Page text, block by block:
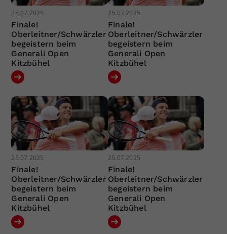
25.07.2025
Finale!
Oberleitner/Schwärzler
begeistern beim
Generali Open
Kitzbühel
25.07.2025
Finale!
Oberleitner/Schwärzler
begeistern beim
Generali Open
Kitzbühel
25.07.2025
Finale!
Oberleitner/Schwärzler
begeistern beim
Generali Open
Kitzbühel
25.07.2025
Finale!
Oberleitner/Schwärzler
begeistern beim
Generali Open
Kitzbühel